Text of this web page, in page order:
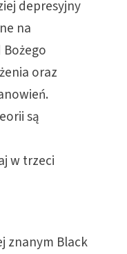
depresyjny
na
oraz
są
w trzeci
znanym Black